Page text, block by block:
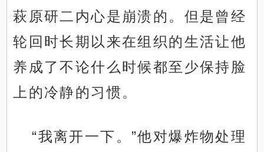
萩原研二内心是崩溃的。但是曾经
轮回时长期以来在组织的生活让他
养成了不论什么时候都至少保持脸
上的冷静的习惯。
“我离开一下。”他对爆炸物处理